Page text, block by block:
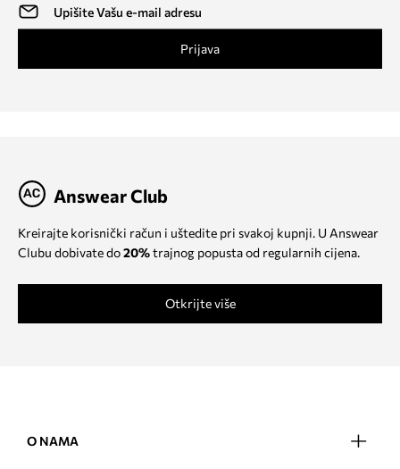
Prijava
Answear Club
Kreirajte korisnički račun i uštedite pri svakoj kupnji. U Answear
Clubu dobivate do20%trajnog popusta od regularnih cijena.
Otkrijte više
O NAMA